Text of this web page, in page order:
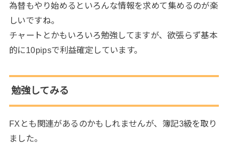
為替もやり始めるといろんな情報を求めて集めるのが楽
しいですね。
チャートとかもいろいろ勉強してますが、欲張らず基本
的に10pipsで利益確定しています。
勉強してみる
FXとも関連があるのかもしれませんが、簿記3級を取り
ました。